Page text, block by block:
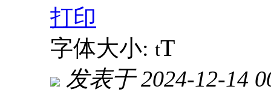
打印
字体大小: tT
发表于 2024-12-14